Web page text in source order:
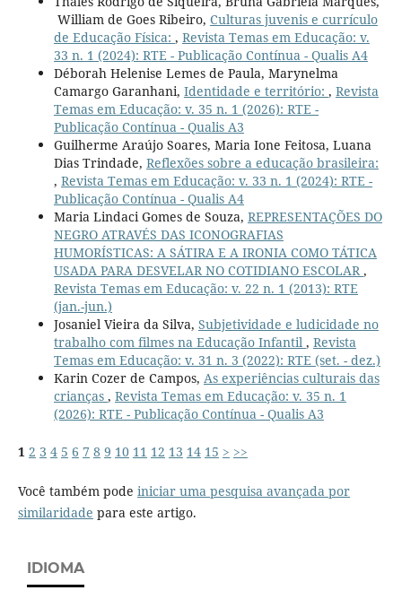
William de Goes Ribeiro, Culturas juvenis e currículo
de Educação Física: , Revista Temas em Educação: v.
33 n. 1 (2024): RTE - Publicação Contínua - Qualis A4
Déborah Helenise Lemes de Paula, Marynelma
Camargo Garanhani, Identidade e território: , Revista
Temas em Educação: v. 35 n. 1 (2026): RTE -
Publicação Contínua - Qualis A3
Guilherme Araújo Soares, Maria Ione Feitosa, Luana
Dias Trindade, Reflexões sobre a educação brasileira:
, Revista Temas em Educação: v. 33 n. 1 (2024): RTE -
Publicação Contínua - Qualis A4
Maria Lindaci Gomes de Souza, REPRESENTAÇÕES DO
NEGRO ATRAVÉS DAS ICONOGRAFIAS
HUMORÍSTICAS: A SÁTIRA E A IRONIA COMO TÁTICA
USADA PARA DESVELAR NO COTIDIANO ESCOLAR ,
Revista Temas em Educação: v. 22 n. 1 (2013): RTE
(jan.-jun.)
Josaniel Vieira da Silva, Subjetividade e ludicidade no
trabalho com filmes na Educação Infantil , Revista
Temas em Educação: v. 31 n. 3 (2022): RTE (set. - dez.)
Karin Cozer de Campos, As experiências culturais das
crianças , Revista Temas em Educação: v. 35 n. 1
(2026): RTE - Publicação Contínua - Qualis A3
1 2 3 4 5 6 7 8 9 10 11 12 13 14 15 > >>
Você também pode iniciar uma pesquisa avançada por
similaridade para este artigo.
IDIOMA